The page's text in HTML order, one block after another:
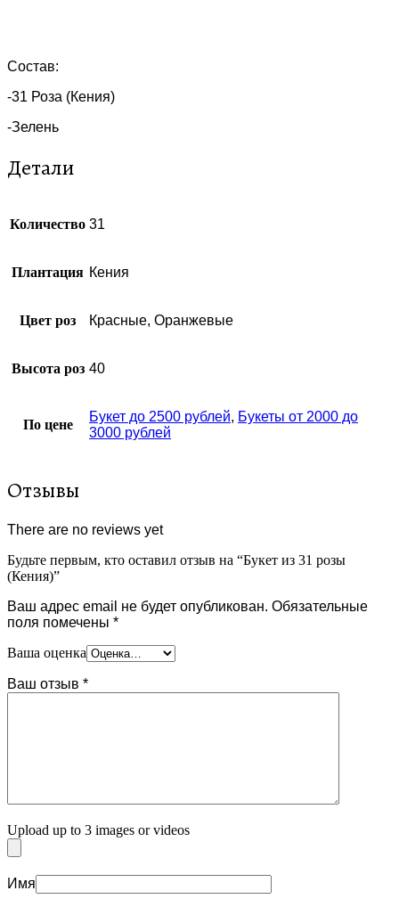
Состав:
-31 Роза (Кения)
-Зелень
Детали
Количество 31
Плантация Кения
Цвет роз Красные, Оранжевые
Высота роз 40
По цене
Букет до 2500 рублей, Букеты от 2000 до
3000 рублей
Отзывы
There are no reviews yet
Будьте первым, кто оставил отзыв на “Букет из 31 розы
(Кения)”
Ваш адрес email не будет опубликован. Обязательные
поля помечены *
Ваша оценка
Ваш отзыв *
Upload up to 3 images or videos
Имя